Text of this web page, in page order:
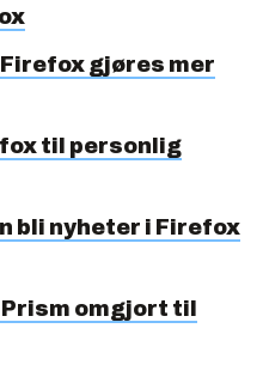
gjøres mer
til personlig
bli nyheter i Firefox
omgjort til